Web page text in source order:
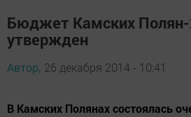
Бюджет Камских
утвержден
Автор, 26 декабря 2014 - 10:41
В Камских Полянах состоялась